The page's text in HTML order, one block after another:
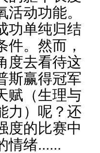
动功能。
功单纯归结
件。然而，
度去看待这
斯赢得冠军
赋（生理与
力）呢？还
度的比赛中
情绪......